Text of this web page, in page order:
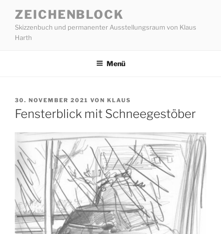
Inhalt
springen
ZEICHENBLOCK
Skizzenbuch und permanenter Ausstellungsraum von Klaus
Harth
Menü
VERÖFFENTLICHT
AM
30. NOVEMBER 2021 VON KLAUS
Fensterblick mit Schneegestöber